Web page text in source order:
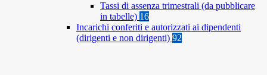
Tassi di assenza trimestrali (da pubblicare
in tabelle) 16
Incarichi conferiti e autorizzati ai dipendenti
(dirigenti e non dirigenti) 92